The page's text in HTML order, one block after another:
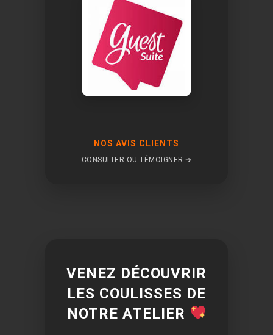
NOS AVIS CLIENTS
CONSULTER OU TÉMOIGNER ➔
VENEZ DÉCOUVRIR
LES COULISSES DE
NOTRE ATELIER